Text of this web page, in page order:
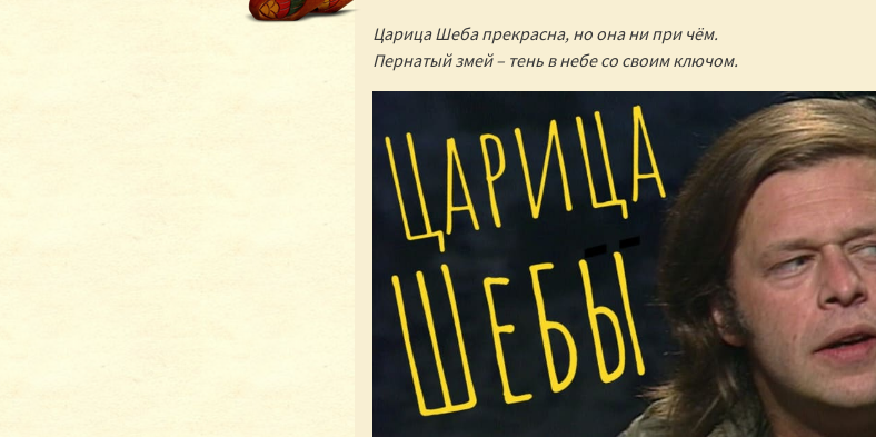
Царица Шеба прекрасна, но она ни при чём.
Пернатый змей – тень в небе со своим ключом.